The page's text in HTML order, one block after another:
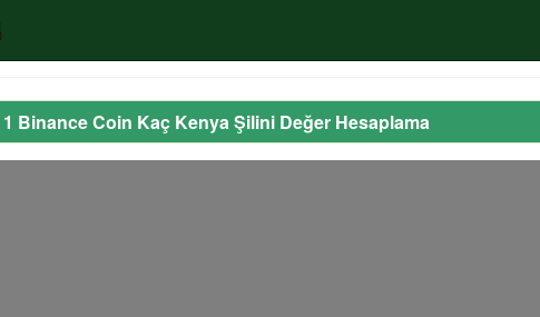
Binance Coin Kaç Kenya Şilini Değer Hesaplama